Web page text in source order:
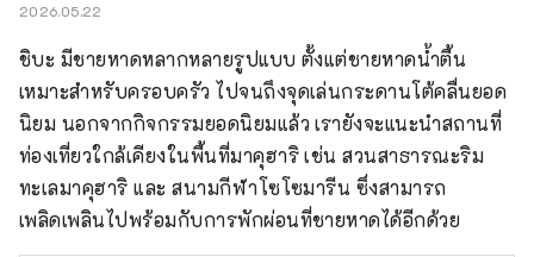
2026.05.22
ชิบะ มีชายหาดหลากหลายรูปแบบ ตั้งแต่ชายหาดน้ำตื้น
เหมาะสำหรับครอบครัว ไปจนถึงจุดเล่นกระดานโต้คลื่นยอด
นิยม นอกจากกิจกรรมยอดนิยมแล้ว เรายังจะแนะนำสถานที่
ท่องเที่ยวใกล้เคียงในพื้นที่มาคุฮาริ เช่น สวนสาธารณะริม
ทะเลมาคุฮาริ และ สนามกีฬาโซโซมารีน ซึ่งสามารถ
เพลิดเพลินไปพร้อมกับการพักผ่อนที่ชายหาดได้อีกด้วย